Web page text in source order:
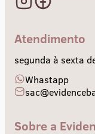
Atendimento
segunda à sexta
Whastapp
Sobre a